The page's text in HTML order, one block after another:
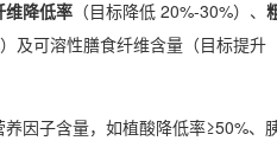
维降低率 （目标降低 20%-30%）、
及可溶性膳食纤维含量（目标提升
因子含量，如植酸降低率≥50%、